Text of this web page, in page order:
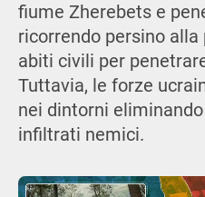
fiume Zherebets e
ricorrendo persino
abiti civili per
Tuttavia, le forze
nei dintorni
infiltrati nemici.